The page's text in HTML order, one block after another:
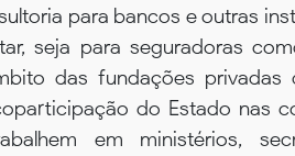
para bancos e outras
seja para seguradoras
das fundações
do Estado nas
em ministérios,